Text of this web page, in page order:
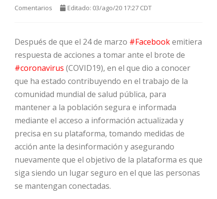
Comentarios
Editado: 03/ago/20 17:27 CDT
Después de que el 24 de marzo #Facebookemitiera
respuesta de acciones a tomar ante el brote de
#coronavirus (COVID19), en el que dio a conocer
que ha estado contribuyendo en el trabajo de la
comunidad mundial de salud pública, para
mantener a la población segura e informada
mediante el acceso a información actualizada y
precisa en su plataforma, tomando medidas de
acción ante la desinformación y asegurando
nuevamente que el objetivo de la plataforma es que
siga siendo un lugar seguro en el que las personas
se mantengan conectadas.